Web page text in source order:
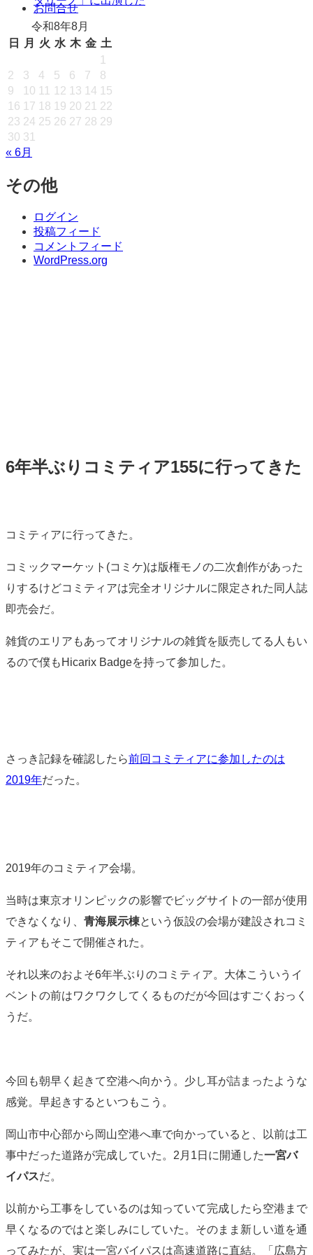
プ
お問合せ
令和8年8月
日
月 火 水 木 金 土
1
2
3 4 5 6 7
8
9
10 11 12 13 14 15
16 17 18 19 20 21 22
23 24 25 26 27 28 29
30 31
« 6月
その他
ログイン
投稿フィード
コメントフィード
WordPress.org
6年半ぶりコミティア155に行ってきた
コミティアに行ってきた。
コミックマーケット(コミケ)は版権モノの二次創作があった
りするけどコミティアは完全オリジナルに限定された同人誌
即売会だ。
雑貨のエリアもあってオリジナルの雑貨を販売してる人もい
るので僕もHicarix Badgeを持って参加した。
さっき記録を確認したら前回コミティアに参加したのは
2019年だった。
2019年のコミティア会場。
当時は東京オリンピックの影響でビッグサイトの一部が使用
できなくなり、 青海展示棟という仮設の会場が建設されコミ
ティアもそこで開催された。
それ以来のおよそ6年半ぶりのコミティア。大体こういうイ
ベントの前はワクワクしてくるものだが今回はすごくおっく
うだ。
今回も朝早く起きて空港へ向かう。少し耳が詰まったような
感覚。早起きするといつもこう。
岡山市中心部から岡山空港へ車で向かっていると、以前は工
事中だった道路が完成していた。2月1日に開通した一宮バ
イパスだ。
以前から工事をしているのは知っていて完成したら空港まで
早くなるのではと楽しみにしていた。そのまま新しい道を通
ってみたが、実は一宮バイパスは高速道路に直結。「広島方